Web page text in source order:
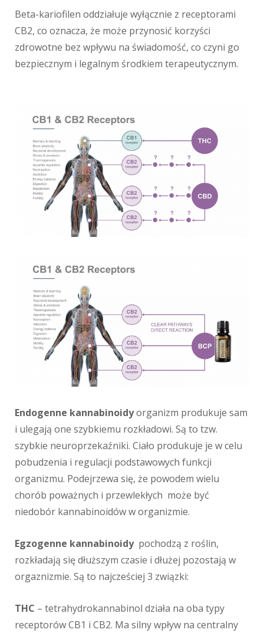
Beta-kariofilen oddziałuje wyłącznie z receptorami
CB2, co oznacza, że może przynosić korzyści
zdrowotne bez wpływu na świadomość, co czyni go
bezpiecznym i legalnym środkiem terapeutycznym.
Endogenne kannabinoidyorganizm produkuje sam
i ulegają one szybkiemu rozkładowi. Są to tzw.
szybkie neuroprzekaźniki. Ciało produkuje je w celu
pobudzenia i regulacji podstawowych funkcji
organizmu. Podejrzewa się, że powodem wielu
chorób poważnych i przewlekłych może być
niedobór kannabinoidów w organizmie.
Egzogenne kannabinoidy pochodzą z roślin,
rozkładają się dłuższym czasie i dłużej pozostają w
orgaznizmie. Są to najcześciej 3 związki:
THC – tetrahydrokannabinol działa na oba typy
receptorów CB1 i CB2. Ma silny wpływ na centralny